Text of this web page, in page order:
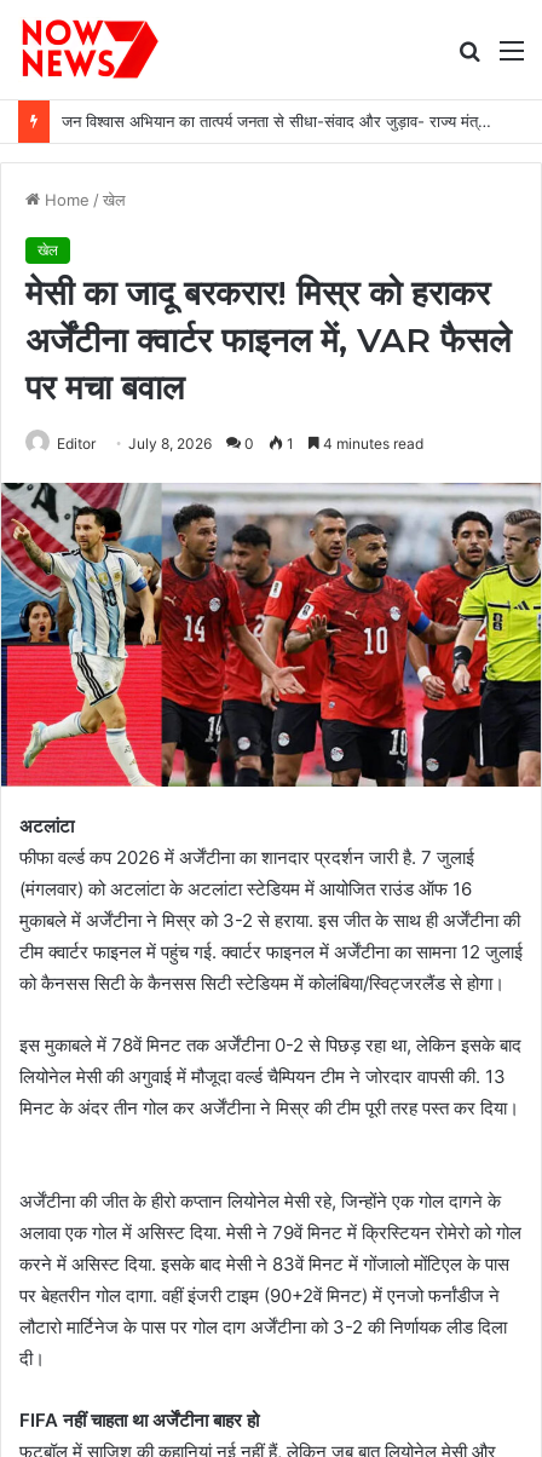
Search
जन विश्वास अभियान का तात्पर्य जनता से सीधा-संवाद और जुड़ाव- राज्य मंत्री दिलीप जायसवाल
Home /खेल
खेल
मेसी का जादू बरकरार! मिस्र को हराकर
अर्जेंटीना क्वार्टर फाइनल में, VAR फैसले
पर मचा बवाल
Editor July 8, 2026 0 1 4 minutes read
अटलांटा
फीफा वर्ल्ड कप 2026 में अर्जेंटीना का शानदार प्रदर्शन जारी है. 7 जुलाई
(मंगलवार) को अटलांटा के अटलांटा स्टेडियम में आयोजित राउंड ऑफ 16
मुकाबले में अर्जेंटीना ने मिस्र को 3-2 से हराया. इस जीत के साथ ही अर्जेंटीना की
टीम क्वार्टर फाइनल में पहुंच गई. क्वार्टर फाइनल में अर्जेंटीना का सामना 12 जुलाई
को कैनसस सिटी के कैनसस सिटी स्टेडियम में कोलंबिया/स्विट्जरलैंड से होगा।
इस मुकाबले में 78वें मिनट तक अर्जेंटीना 0-2 से पिछड़ रहा था, लेकिन इसके बाद
लियोनेल मेसी की अगुवाई में मौजूदा वर्ल्ड चैम्पियन टीम ने जोरदार वापसी की. 13
मिनट के अंदर तीन गोल कर अर्जेंटीना ने मिस्र की टीम पूरी तरह पस्त कर दिया।
अर्जेंटीना की जीत के हीरो कप्तान लियोनेल मेसी रहे, जिन्होंने एक गोल दागने के
अलावा एक गोल में असिस्ट दिया. मेसी ने 79वें मिनट में क्रिस्टियन रोमेरो को गोल
करने में असिस्ट दिया. इसके बाद मेसी ने 83वें मिनट में गोंजालो मोंटिएल के पास
पर बेहतरीन गोल दागा. वहीं इंजरी टाइम (90+2वें मिनट) में एनजो फर्नांडीज ने
लौटारो मार्टिनेज के पास पर गोल दाग अर्जेंटीना को 3-2 की निर्णायक लीड दिला
दी।
FIFA नहीं चाहता था अर्जेंटीना बाहर हो
फुटबॉल में साजिश की कहानियां नई नहीं हैं, लेकिन जब बात लियोनेल मेसी और